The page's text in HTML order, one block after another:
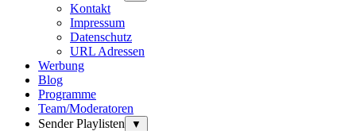
Kontakt
Impressum
Datenschutz
URL Adressen
Werbung
Blog
Programme
Team/Moderatoren
Sender Playlisten
▼